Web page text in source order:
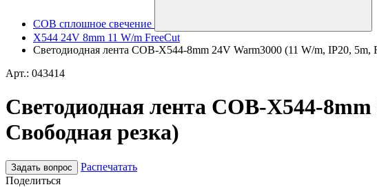
COB сплошное свечение
X544 24V 8mm 11 W/m FreeCut
Светодиодная лента COB-X544-8mm 24V Warm3000 (11 W/m, IP20, 5m,
Арт.: 043414
Светодиодная лента COB-X544-
Свободная резка)
Задать вопрос
Распечатать
Поделиться